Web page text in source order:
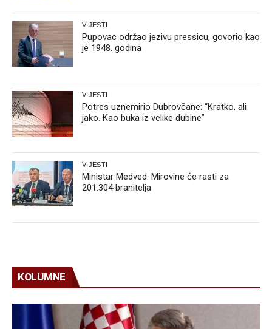
VIJESTI
Pupovac održao jezivu pressicu, govorio kao
je 1948. godina
VIJESTI
Potres uznemirio Dubrovčane: “Kratko, ali
jako. Kao buka iz velike dubine”
VIJESTI
Ministar Medved: Mirovine će rasti za
201.304 branitelja
KOLUMNE